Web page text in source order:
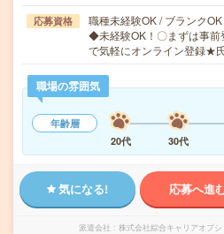
応募資格
職種未経験OK / ブランク
◆未経験OK！〇まずは事前
で気軽にオンライン登録★
職場の雰囲気
年齢層
20代
30代
気になる! 応募へ進
派遣会社 株式会社綜合キャリアオプ